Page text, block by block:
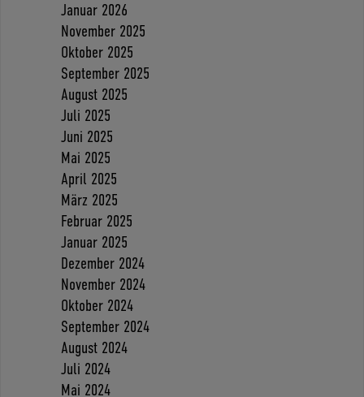
Januar 2026
November 2025
Oktober 2025
September 2025
August 2025
Juli 2025
Juni 2025
Mai 2025
April 2025
März 2025
Februar 2025
Januar 2025
Dezember 2024
November 2024
Oktober 2024
September 2024
August 2024
Juli 2024
Mai 2024